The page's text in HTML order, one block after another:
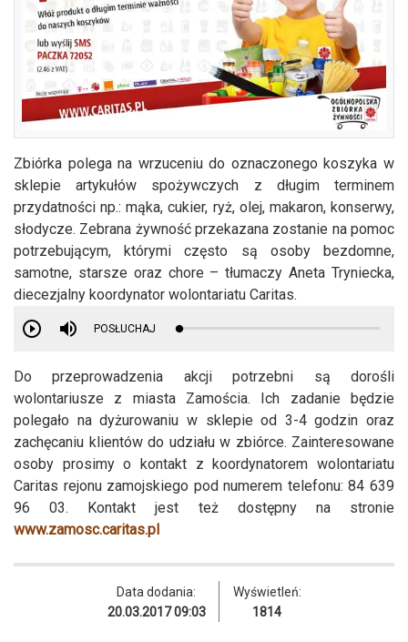
Zbiórka polega na wrzuceniu do oznaczonego koszyka w
sklepie artykułów spożywczych z długim terminem
przydatności np.: mąka, cukier, ryż, olej, makaron, konserwy,
słodycze. Zebrana żywność przekazana zostanie na pomoc
potrzebującym, którymi często są osoby bezdomne,
samotne, starsze oraz chore – tłumaczy Aneta Tryniecka,
diecezjalny koordynator wolontariatu Caritas.
POSŁUCHAJ
Do przeprowadzenia akcji potrzebni są dorośli
wolontariusze z miasta Zamościa. Ich zadanie będzie
polegało na dyżurowaniu w sklepie od 3-4 godzin oraz
zachęcaniu klientów do udziału w zbiórce. Zainteresowane
osoby prosimy o kontakt z koordynatorem wolontariatu
Caritas rejonu zamojskiego pod numerem telefonu: 84 639
96 03. Kontakt jest też dostępny na stronie
www.zamosc.caritas.pl
Data dodania:
20.03.2017 09:03
Wyświetleń:
1814